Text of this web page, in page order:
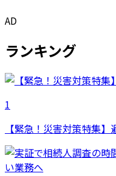
AD
ランキング
1
【緊急！災害対策特集